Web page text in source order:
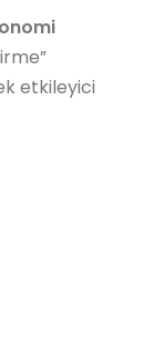
etkileyici